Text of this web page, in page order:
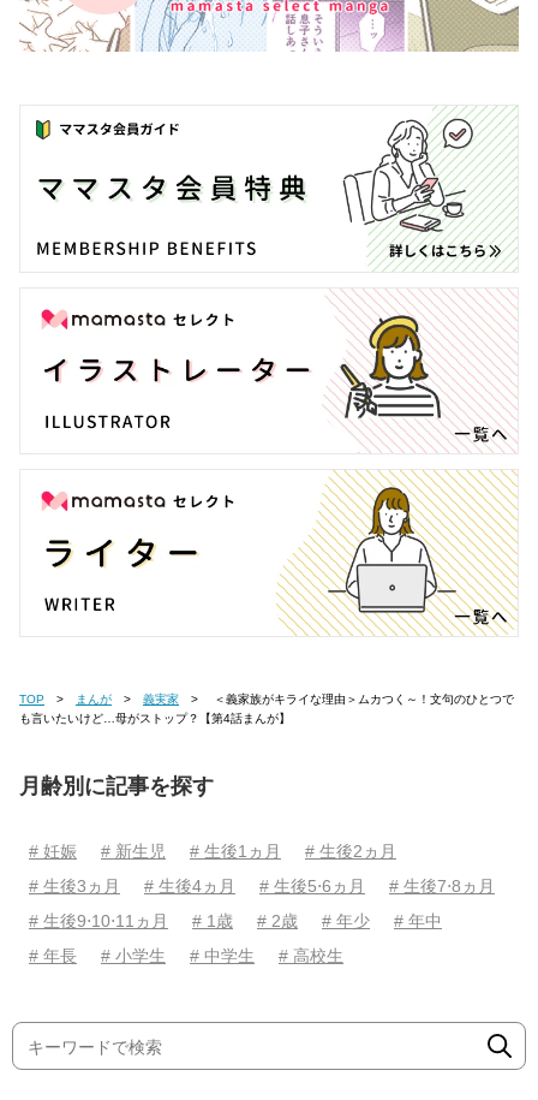
TOP まんが 義実家
も言いたいけど…母がストップ？【第4話まんが】
月齢別に記事を探す
# 妊娠 # 新生児 # 生後1ヵ月
# 生後2ヵ月
# 生後3ヵ月
# 生後4ヵ月 # 生後5⋅6ヵ月
# 生後7⋅8ヵ月
# 生後9⋅10⋅11ヵ月
# 1歳 # 2歳 # 年少
# 年中
# 年長
# 小学生 # 中学生 # 高校生